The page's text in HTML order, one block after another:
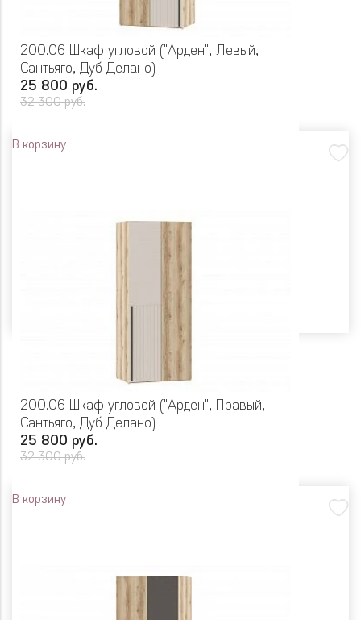
200.06 Шкаф угловой ("Арден", Левый,
Сантьяго, Дуб Делано)
25 800 руб.
32 300 руб.
В корзину
200.06 Шкаф угловой ("Арден", Правый,
Сантьяго, Дуб Делано)
25 800 руб.
32 300 руб.
В корзину